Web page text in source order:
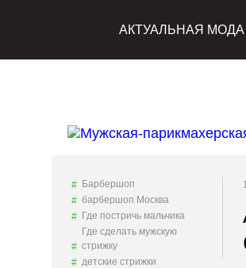
АКТУАЛЬНАЯ
Барбершоп
барбершоп Москва
Где постричь мальчика
Где сделать мужскую
стрижку
детские стрижки